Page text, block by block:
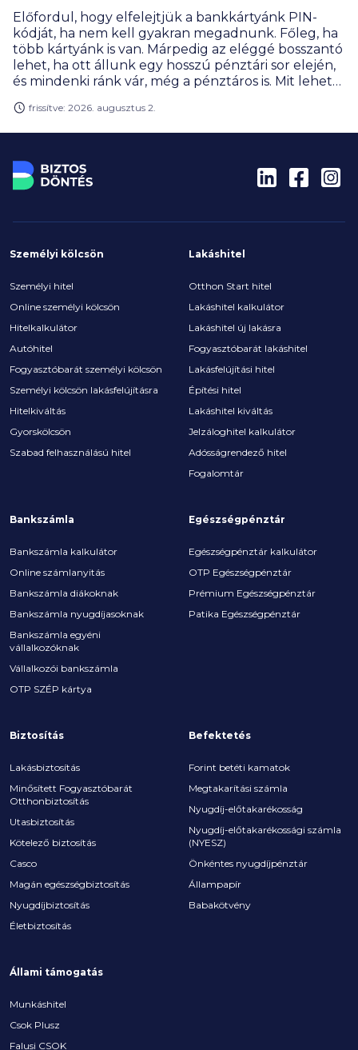
Előfordul, hogy elfelejtjük a bankkártyánk PIN-
kódját, ha nem kell gyakran megadnunk. Főleg, ha
több kártyánk is van. Márpedig az eléggé bosszantó
lehet, ha ott állunk egy hosszú pénztári sor elején,
és mindenki ránk vár, még a pénztáros is. Mit lehet
frissítve: 2026. augusztus 2.
Személyi kölcsön
Személyi hitel
Online személyi kölcsön
Hitelkalkulátor
Autóhitel
Fogyasztóbarát személyi kölcsön
Személyi kölcsön lakásfelújításra
Hitelkiváltás
Gyorskölcsön
Szabad felhasználású hitel
Lakáshitel
Otthon Start hitel
Lakáshitel kalkulátor
Lakáshitel új lakásra
Fogyasztóbarát lakáshitel
Lakásfelújítási hitel
Építési hitel
Lakáshitel kiváltás
Jelzáloghitel kalkulátor
Adósságrendező hitel
Fogalomtár
Bankszámla
Bankszámla kalkulátor
Online számlanyitás
Bankszámla diákoknak
Bankszámla nyugdíjasoknak
Bankszámla egyéni
vállalkozóknak
Vállalkozói bankszámla
OTP SZÉP kártya
Egészségpénztár
Egészségpénztár kalkulátor
OTP Egészségpénztár
Prémium Egészségpénztár
Patika Egészségpénztár
Biztosítás
Lakásbiztosítás
Minősített Fogyasztóbarát
Otthonbiztosítás
Utasbiztosítás
Kötelező biztosítás
Casco
Magán egészségbiztosítás
Nyugdíjbiztosítás
Életbiztosítás
Befektetés
Forint betéti kamatok
Megtakarítási számla
Nyugdíj-előtakarékosság
Nyugdíj-előtakarékossági számla
(NYESZ)
Önkéntes nyugdíjpénztár
Állampapír
Babakötvény
Állami támogatás
Munkáshitel
Csok Plusz
Falusi CSOK